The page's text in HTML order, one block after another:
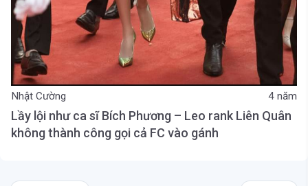
Nhật Cường 4 năm
Lầy lội như ca sĩ Bích Phương – Leo rank Liên Quân
không thành công gọi cả FC vào gánh